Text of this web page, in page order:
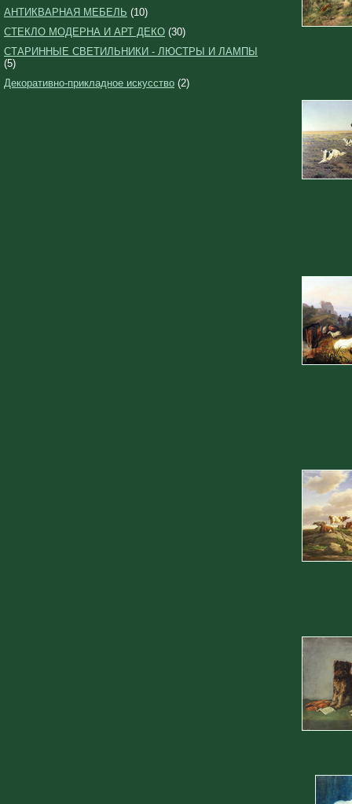
АНТИКВАРНАЯ МЕБЕЛЬ (10)
СТЕКЛО МОДЕРНА И АРТ ДЕКО (30)
СТАРИННЫЕ СВЕТИЛЬНИКИ - ЛЮСТРЫ И ЛАМПЫ
(5)
Декоративно-прикладное искусство (2)